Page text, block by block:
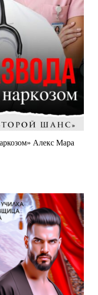
Алекс Мара